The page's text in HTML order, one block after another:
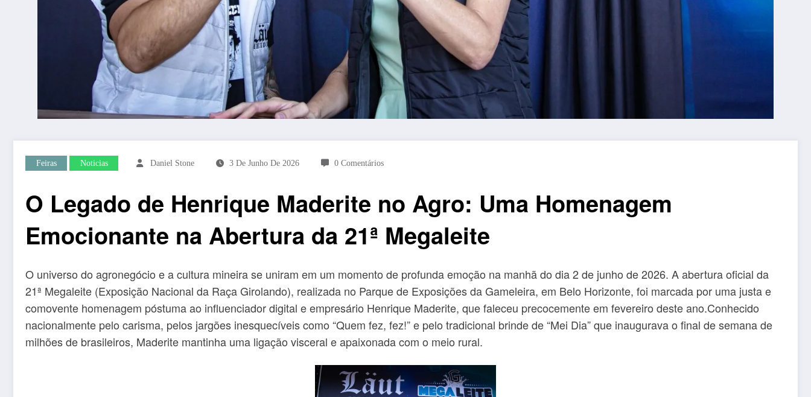
Feiras Noticias Daniel Stone 3 De Junho De 2026 0 Comentários
O Legado de Henrique Maderite no Agro: Uma Homenagem
Emocionante na Abertura da 21ª Megaleite
O universo do agronegócio e a cultura mineira se uniram em um momento de profunda emoção na manhã do dia 2 de junho de 2026. A abertura oficial da
21ª Megaleite (Exposição Nacional da Raça Girolando), realizada no Parque de Exposições da Gameleira, em Belo Horizonte, foi marcada por uma justa e
comovente homenagem póstuma ao influenciador digital e empresário Henrique Maderite, que faleceu precocemente em fevereiro deste ano.Conhecido
nacionalmente pelo carisma, pelos jargões inesquecíveis como “Quem fez, fez!” e pelo tradicional brinde de “Mei Dia” que inaugurava o final de semana de
milhões de brasileiros, Maderite mantinha uma ligação visceral e apaixonada com o meio rural.